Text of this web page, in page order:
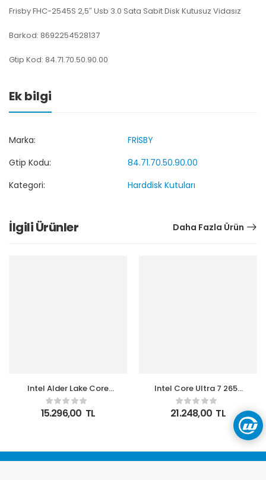
Frisby FHC-2545S 2,5″ Usb 3.0 Sata Sabit Disk Kutusuz Vidasız
Barkod: 8692254528137
Gtip Kod: 84.71.70.50.90.00
Ek bilgi
Marka:
FRİSBY
Gtip Kodu:
84.71.70.50.90.00
Kategori:
Harddisk Kutuları
İlgili Ürünler Daha Fazla Ürün
Intel Alder Lake Core
TRAY i7 12700F 3.6Ghz
1700P 25Mb (65W)
Novga Kutusuz İşlemci
15.296,00 TL
Intel Core Ultra 7 265K
TRAY 5.50 Ghz 20
Çekirdek 66MB 1851p
3nm Kutusuz İşlemci
21.248,00 TL